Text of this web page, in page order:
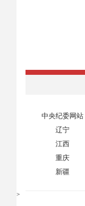
中央纪委网站
辽宁
江西
重庆
新疆
>